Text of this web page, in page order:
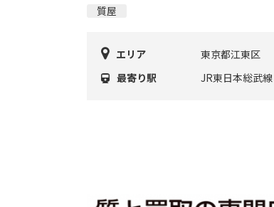
質屋
エリア
東京都江東区
最寄り駅
JR東日本総武